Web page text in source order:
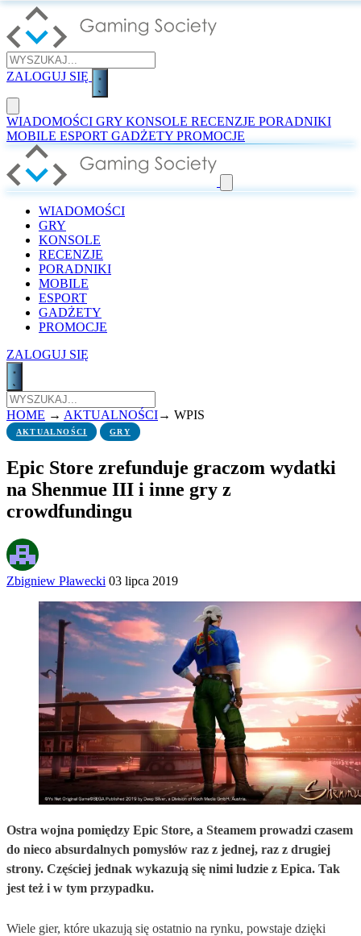
ZALOGUJ SIĘ
WIADOMOŚCI GRY KONSOLE RECENZJE PORADNIKI
MOBILE ESPORT GADŻETY PROMOCJE
WIADOMOŚCI
GRY
KONSOLE
RECENZJE
PORADNIKI
MOBILE
ESPORT
GADŻETY
PROMOCJE
ZALOGUJ SIĘ
HOME → AKTUALNOŚCI→ WPIS
AKTUALNOŚCI GRY
Epic Store zrefunduje graczom wydatki
na Shenmue III i inne gry z
crowdfundingu
Zbigniew Pławecki 03 lipca 2019
Ostra wojna pomiędzy Epic Store, a Steamem prowadzi czasem
do nieco absurdalnych pomysłów raz z jednej, raz z drugiej
strony. Częściej jednak wykazują się nimi ludzie z Epica. Tak
jest też i w tym przypadku.
Wiele gier, które ukazują się ostatnio na rynku, powstaje dzięki